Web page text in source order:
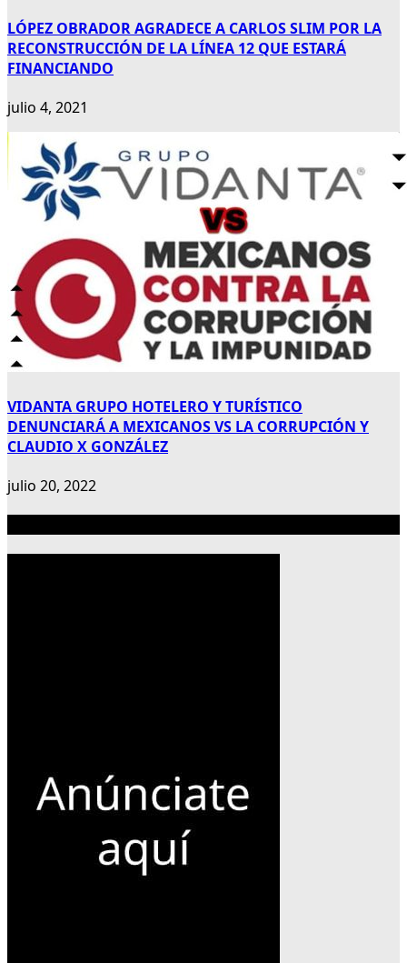
LÓPEZ OBRADOR AGRADECE A CARLOS SLIM POR LA
RECONSTRUCCIÓN DE LA LÍNEA 12 QUE ESTARÁ
FINANCIANDO
julio 4, 2021
VIDANTA GRUPO HOTELERO Y TURÍSTICO
DENUNCIARÁ A MEXICANOS VS LA CORRUPCIÓN Y
CLAUDIO X GONZÁLEZ
julio 20, 2022